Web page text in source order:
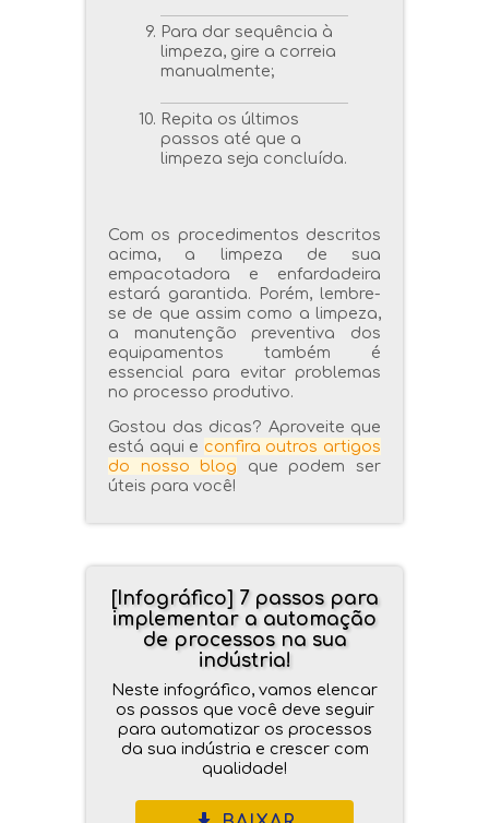
Para dar sequência à
limpeza, gire a correia
manualmente;
Repita os últimos
passos até que a
limpeza seja concluída.
Com os procedimentos descritos
acima, a limpeza de sua
empacotadora e enfardadeira
estará garantida. Porém, lembre-
se de que assim como a limpeza,
a manutenção preventiva dos
equipamentos também é
essencial para evitar problemas
no processo produtivo.
Gostou das dicas? Aproveite que
está aqui e confira outros artigos
do nosso blog que podem ser
úteis para você!
[Infográfico] 7 passos para
implementar a automação
de processos na sua
indústria!
Neste infográfico, vamos elencar
os passos que você deve seguir
para automatizar os processos
da sua indústria e crescer com
qualidade!